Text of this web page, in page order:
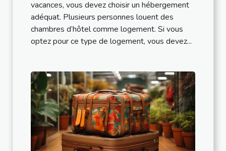
vacances, vous devez choisir un hébergement
adéquat. Plusieurs personnes louent des
chambres d’hôtel comme logement. Si vous
optez pour ce type de logement, vous devez...